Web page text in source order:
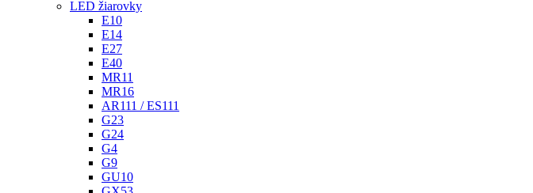
LED žiarovky
E10
E14
E27
E40
MR11
MR16
AR111 / ES111
G23
G24
G4
G9
GU10